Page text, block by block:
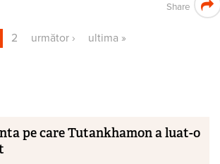
Share
2 următor › ultima »
pe care Tutankhamon a luat-o